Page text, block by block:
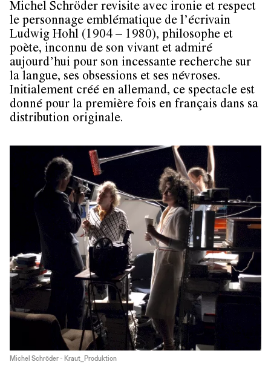
Michel Schröder revisite avec ironie et respect
le personnage emblématique de l’écrivain
Ludwig Hohl (1904 – 1980), philosophe et
poète, inconnu de son vivant et admiré
aujourd’hui pour son incessante recherche sur
la langue, ses obsessions et ses névroses.
Initialement créé en allemand, ce spectacle est
donné pour la première fois en français dans sa
distribution originale.
Michel Schröder - Kraut_Produktion